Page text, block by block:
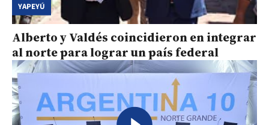
YAPEYÚ
Alberto y Valdés coincidieron en integrar
al norte para lograr un país federal